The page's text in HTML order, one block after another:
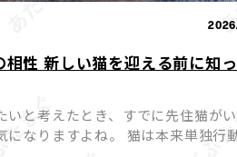
相性 新しい猫を迎える前に知
いと考えたとき、すでに先住猫が
になりますよね。 猫は本来単独行